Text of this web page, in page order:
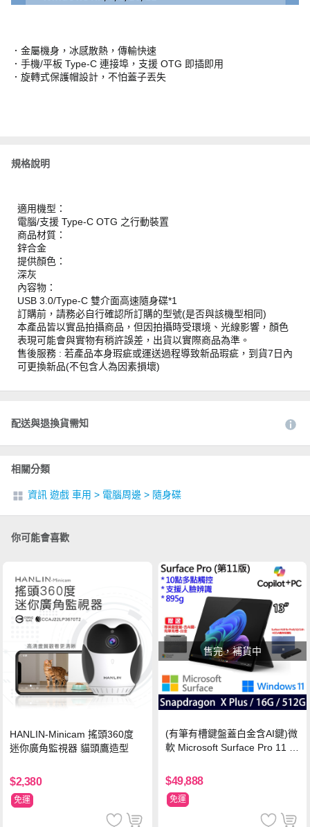
．金屬機身，冰感散熱，傳輸快速
．手機/平板 Type-C 連接埠，支援 OTG 即插即用
．旋轉式保護帽設計，不怕蓋子丟失
規格說明
適用機型：
電腦/支援 Type-C OTG 之行動裝置
商品材質：
鋅合金
提供顏色：
深灰
內容物：
USB 3.0/Type-C 雙介面高速隨身碟*1
訂購前，請務必自行確認所訂購的型號(是否與該機型相同)
本產品皆以實品拍攝商品，但因拍攝時受環境、光線影響，顏色
表現可能會與實物有稍許誤差，出貨以實際商品為準。
售後服務 : 若產品本身瑕疵或運送過程導致新品瑕疵，到貨7日內
可更換新品(不包含人為因素損壞)
配送與退換貨需知
相關分類
資訊 遊戲 車用 > 電腦周邊 > 隨身碟
你可能會喜歡
HANLIN-Minicam 搖頭360度
迷你廣角監視器 貓頭鷹造型
$2,380
免運
售完，補貨中
(有筆有槽鍵盤蓋白金含AI鍵)微
軟 Microsoft Surface Pro 11 (S
石墨黑
$49,888
免運